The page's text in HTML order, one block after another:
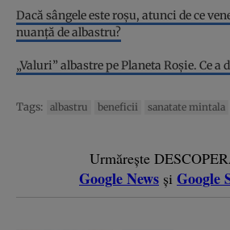
Dacă sângele este roșu, atunci de ce
nuanță de albastru?
„Valuri” albastre pe Planeta Roșie. Ce a
Tags: albastru beneficii sanatate mintala
Urmărește
Google News și Google